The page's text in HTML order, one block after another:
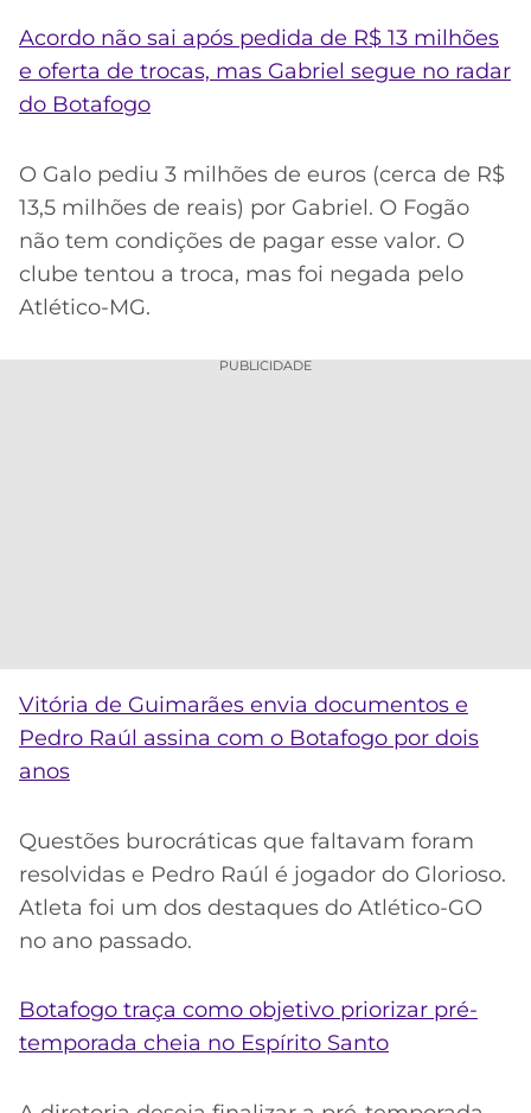
Acordo não sai após pedida de R$ 13 milhões
e oferta de trocas, mas Gabriel segue no radar
do Botafogo
O Galo pediu 3 milhões de euros (cerca de R$
13,5 milhões de reais) por Gabriel. O Fogão
não tem condições de pagar esse valor. O
clube tentou a troca, mas foi negada pelo
Atlético-MG.
PUBLICIDADE
Vitória de Guimarães envia documentos e
Pedro Raúl assina com o Botafogo por dois
anos
Questões burocráticas que faltavam foram
resolvidas e Pedro Raúl é jogador do Glorioso.
Atleta foi um dos destaques do Atlético-GO
no ano passado.
Botafogo traça como objetivo priorizar pré-
temporada cheia no Espírito Santo